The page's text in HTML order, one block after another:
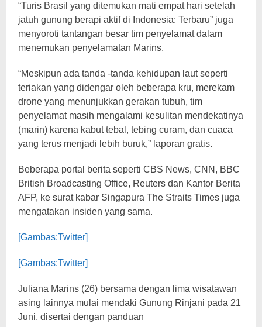
“Turis Brasil yang ditemukan mati empat hari setelah
jatuh gunung berapi aktif di Indonesia: Terbaru” juga
menyoroti tantangan besar tim penyelamat dalam
menemukan penyelamatan Marins.
“Meskipun ada tanda -tanda kehidupan laut seperti
teriakan yang didengar oleh beberapa kru, merekam
drone yang menunjukkan gerakan tubuh, tim
penyelamat masih mengalami kesulitan mendekatinya
(marin) karena kabut tebal, tebing curam, dan cuaca
yang terus menjadi lebih buruk,” laporan gratis.
Beberapa portal berita seperti CBS News, CNN, BBC
British Broadcasting Office, Reuters dan Kantor Berita
AFP, ke surat kabar Singapura The Straits Times juga
mengatakan insiden yang sama.
[Gambas:Twitter]
[Gambas:Twitter]
Juliana Marins (26) bersama dengan lima wisatawan
asing lainnya mulai mendaki Gunung Rinjani pada 21
Juni, disertai dengan panduan